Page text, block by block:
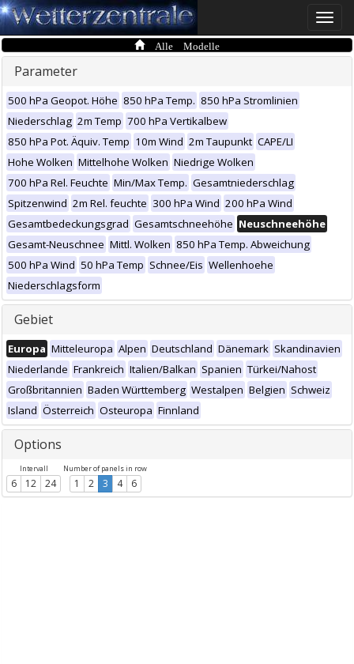
Toggle
Alle Modelle
Parameter
500 hPa Geopot. Höhe 850 hPa Temp. 850 hPa Stromlinien
Niederschlag 2m Temp 700 hPa Vertikalbew
850 hPa Pot. Äquiv. Temp 10m Wind 2m Taupunkt CAPE/LI
Hohe Wolken Mittelhohe Wolken Niedrige Wolken
700 hPa Rel. Feuchte Min/Max Temp. Gesamtniederschlag
Spitzenwind 2m Rel. feuchte 300 hPa Wind 200 hPa Wind
Gesamtbedeckungsgrad Gesamtschneehöhe Neuschneehöhe
Gesamt-Neuschnee Mittl. Wolken 850 hPa Temp. Abweichung
500 hPa Wind 50 hPa Temp Schnee/Eis Wellenhoehe
Niederschlagsform
Gebiet
Europa Mitteleuropa Alpen Deutschland Dänemark Skandinavien
Niederlande Frankreich Italien/Balkan Spanien Türkei/Nahost
Großbritannien Baden Württemberg Westalpen Belgien Schweiz
Island Österreich Osteuropa Finnland
Options
Intervall
6 12 24
Number of panels in row
1 2 3 4 6